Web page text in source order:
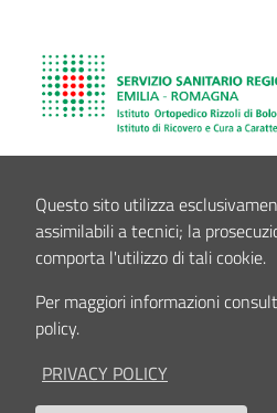
Questo sito utilizza
assimilabili a tecnici; la
comporta l'utilizzo di tali cookie.
Per maggiori informazioni
policy.
PRIVACY POLICY